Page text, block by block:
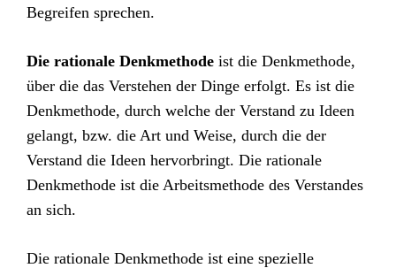
Begreifen sprechen.
Die rationale Denkmethode ist die Denkmethode,
über die das Verstehen der Dinge erfolgt. Es ist die
Denkmethode, durch welche der Verstand zu Ideen
gelangt, bzw. die Art und Weise, durch die der
Verstand die Ideen hervorbringt. Die rationale
Denkmethode ist die Arbeitsmethode des Verstandes
an sich.
Die rationale Denkmethode ist eine spezielle